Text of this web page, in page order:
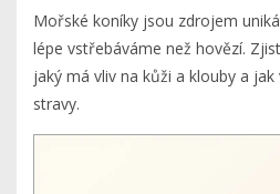
Mořské koníky jsou zdrojem
lépe vstřebáváme než hovězí.
jaký má vliv na kůži a klouby a
stravy.